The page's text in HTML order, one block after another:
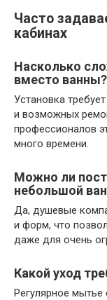
Часто
кабинах
Насколько
вместо ванны?
Установка
и возможных
профессионалов
много времени.
Можно ли
небольшой
Да, душевые
и форм, что
даже для очень
Какой уход
Регулярное мытье